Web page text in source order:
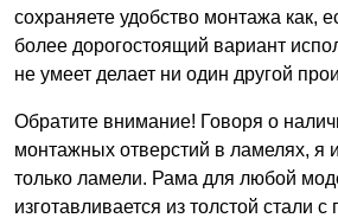
сохраняете удобство монтажа как,
более дорогостоящий вариант
не умеет делает ни один другой
Обратите внимание! Говоря о
монтажных отверстий в ламелях, я
только ламели. Рама для любой
изготавливается из толстой стали